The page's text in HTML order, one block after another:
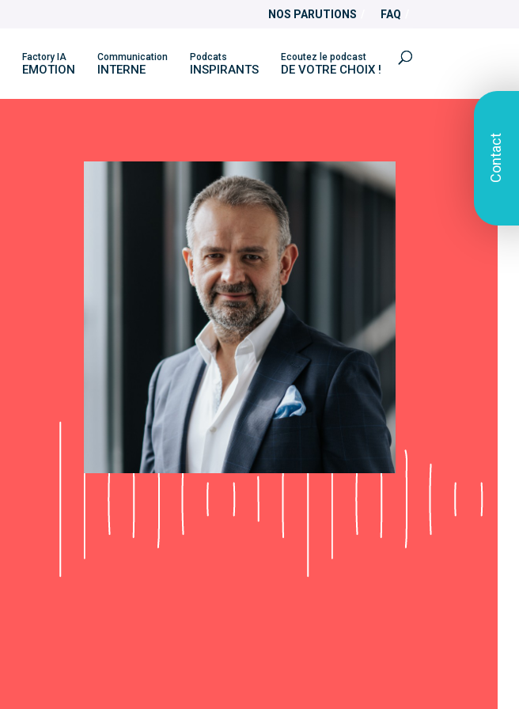
NOS PARUTIONS FAQ
Factory IA
EMOTION
Communication
INTERNE
Podcats
INSPIRANTS
Ecoutez le podcast
DE VOTRE CHOIX !
Contact